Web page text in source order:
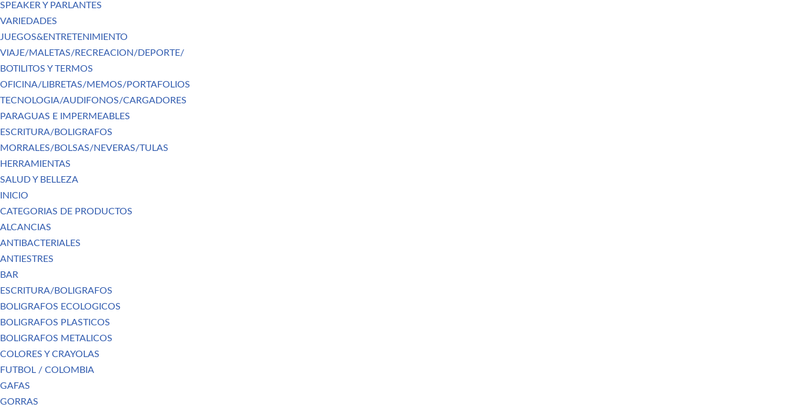
SPEAKER Y PARLANTES
VARIEDADES
JUEGOS&ENTRETENIMIENTO
VIAJE/MALETAS/RECREACION/DEPORTE/
BOTILITOS Y TERMOS
OFICINA/LIBRETAS/MEMOS/PORTAFOLIOS
TECNOLOGIA/AUDIFONOS/CARGADORES
PARAGUAS E IMPERMEABLES
ESCRITURA/BOLIGRAFOS
MORRALES/BOLSAS/NEVERAS/TULAS
HERRAMIENTAS
SALUD Y BELLEZA
INICIO
CATEGORIAS DE PRODUCTOS
ALCANCIAS
ANTIBACTERIALES
ANTIESTRES
BAR
ESCRITURA/BOLIGRAFOS
BOLIGRAFOS ECOLOGICOS
BOLIGRAFOS PLASTICOS
BOLIGRAFOS METALICOS
COLORES Y CRAYOLAS
FUTBOL / COLOMBIA
GAFAS
GORRAS